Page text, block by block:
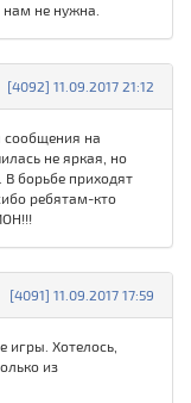
не нужна.
[4092] 11.09.2017 21:12
сообщения на
не яркая, но
борьбе приходят
ребятам-кто
[4091] 11.09.2017 17:59
игры. Хотелось,
из